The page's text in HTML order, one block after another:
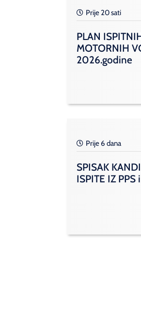
Prije 20 sati
PLAN
MOTORNIH
2026.godine
Prije 6 dana
SPISAK
ISPITE IZ PPS